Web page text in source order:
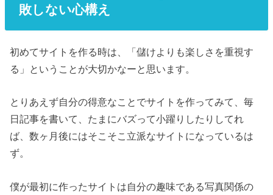
敗しない心構え
初めてサイトを作る時は、「儲けよりも楽しさを重視す
る」ということが大切かなーと思います。
とりあえず自分の得意なことでサイトを作ってみて、毎
日記事を書いて、たまにバズって小躍りしたりしてれ
ば、数ヶ月後にはそこそこ立派なサイトになっているは
ず。
僕が最初に作ったサイトは自分の趣味である写真関係の